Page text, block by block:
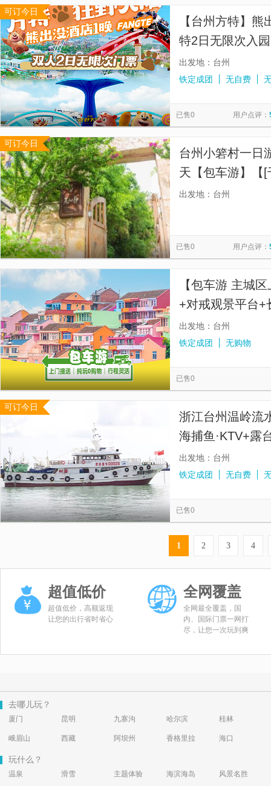
可订今日
【台州方特】
特2日无限次入
池、儿童游玩区
出发地：台州
铁定成团
无自费
已售0 用户点评：
可订今日
台州小箬村一日
天【包车游】【
漫山海城，画中
出发地：台州
已售0 用户点评：
【包车游 主城
+对戒观景平台+
出发地：台州
铁定成团
无购物
已售0
可订今日
浙江台州温岭流
海捕鱼·KTV+露
吃】
出发地：台州
铁定成团
无自费
已售0
1 2 3 4
超值低价
超值低价，高额返现
让您的出行省时省心
全网覆盖
全网最全覆盖，国
内、国际门票一网打
尽，让您一次玩到爽
去哪儿玩？
厦门 昆明 九寨沟 哈尔滨 桂林
峨眉山 西藏 阿坝州 香格里拉 海口
玩什么？
温泉 滑雪 主题体验 海滨海岛 风景名胜